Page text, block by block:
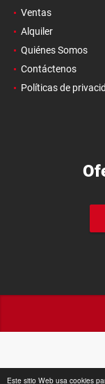
Este sitio Web usa cookies
Inicio
Ventas
Alquiler
Quiénes Somos
Contáctenos